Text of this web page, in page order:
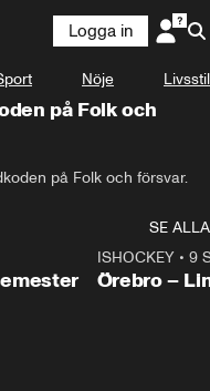
Logga in
Nöje Livsstil
på Folk och
på Folk och försvar.
SE ALLA
Plus
ISHOCKEY• 9
Örebro –